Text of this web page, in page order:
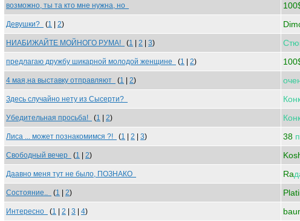
возможно, ты та кто мне нужна, но
Девушки? (1 2)
НИАБИЖАЙТЕ МОЙНОГО РУМА! (1 2 3)
предлагаю дружбу шикарной молодой женщине (1 2)
4 мая,на выставку отправляют (1 2)
Здесь случайно нету из Сысерти?
Убедительная просьба! (1 2)
Лиса ... может познакомимся ?! (1 2 3) 38
Свободный вечер (1 2)
Даавно меня тут не было, ПОЗНАКО Ra
Состояние.. (1 2)
Интересно (1 2 3 4)